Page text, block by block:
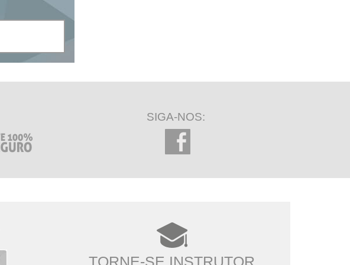
SIGA-NOS:
TORNE-SE INSTRUTOR